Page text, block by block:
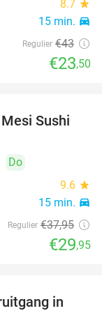
8.7 star
15 min. directions_car
Regulier €43
€23,50
21%
Sushi
Do
9.6 star
15 min. directions_car
Regulier €37,95
€29,95
42%
in